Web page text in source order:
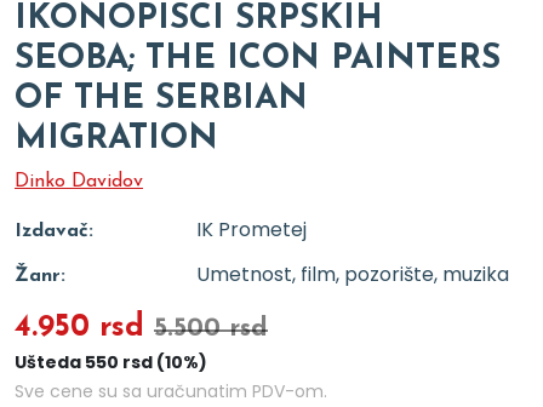
IKONOPISCI SRPSKIH
SEOBA; THE ICON PAINTERS
OF THE SERBIAN
MIGRATION
Dinko Davidov
Izdavač: IK Prometej
Žanr: Umetnost, film, pozorište, muzika
4.950 rsd 5.500 rsd
Ušteda 550 rsd (10%)
Sve cene su sa uračunatim PDV-om.